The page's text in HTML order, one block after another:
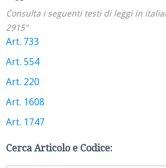
Consulta i seguenti testi di leggi in
2915"
Art. 733
Art. 554
Art. 220
Art. 1608
Art. 1747
Cerca Articolo e Codice: